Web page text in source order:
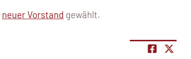
neuer Vorstand gewählt.